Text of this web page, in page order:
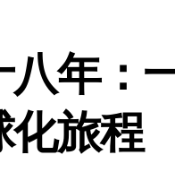
，但继续“垂帘听政”？
17顶配？闪迪这波
最新存储技术给了AI
年：
化旅程